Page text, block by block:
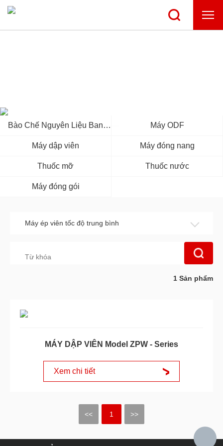
Bào Chế Nguyên Liệu Ban
Đầu
Máy ODF
Máy dập viên Máy đóng nang
Thuốc mỡ Thuốc nước
Máy đóng gói
Máy ép viên tốc độ trung bình
1 Sản phẩm
MÁY DẬP VIÊN Model ZPW - Series
Xem chi tiết
<< 1 >>